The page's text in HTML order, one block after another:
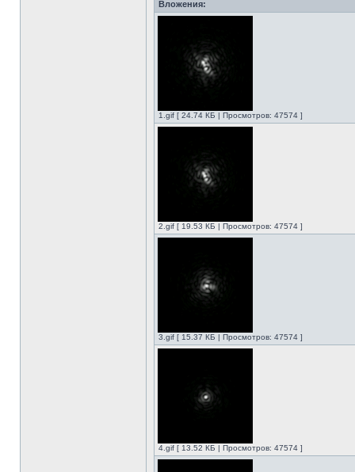
Вложения:
1.gif [ 24.74 КБ | Просмотров: 47574 ]
2.gif [ 19.53 КБ | Просмотров: 47574 ]
3.gif [ 15.37 КБ | Просмотров: 47574 ]
4.gif [ 13.52 КБ | Просмотров: 47574 ]